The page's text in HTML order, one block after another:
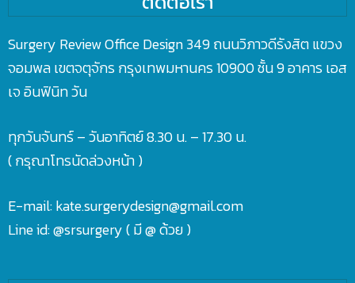
Surgery Review Office Design 349 ถนนวิภาวดีรังสิต แขวง
จอมพล เขตจตุจักร กรุงเทพมหานคร 10900 ชั้น 9 อาคาร เอส
เจ อินฟินิท วัน
ทุกวันจันทร์ – วันอาทิตย์ 8.30 น. – 17.30 น.
( กรุณาโทรนัดล่วงหน้า )
E-mail: kate.surgerydesign@gmail.com
Line id:@srsurgery( มี @ ด้วย )